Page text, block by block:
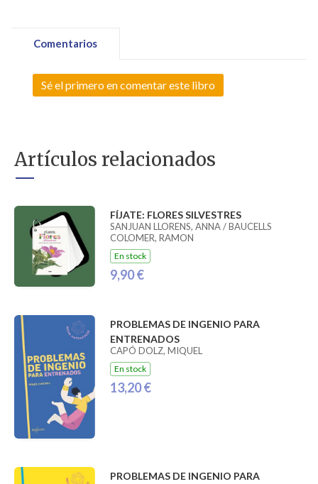
Comentarios
Sé el primero en comentar este libro
Artículos relacionados
FÍJATE: FLORES SILVESTRES
SANJUAN LLORENS, ANNA / BAUCELLS
COLOMER, RAMON
En stock
9,90 €
PROBLEMAS DE INGENIO PARA
ENTRENADOS
CAPÓ DOLZ, MIQUEL
En stock
13,20 €
PROBLEMAS DE INGENIO PARA